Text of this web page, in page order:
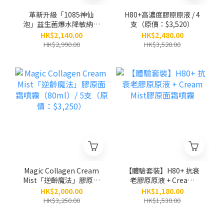
革新升級「1085神仙
泡」益生菌爆水降敏納米
泡沫微精華（150ml） /
5支（原價：$2,990）
HK$2,140.00
HK$2,990.00
H80+高濃度膠原原液 / 4
支（原價：$3,520）
HK$2,480.00
HK$3,520.00
Magic Collagen Cream
Mist「逆齡魔法」膠原面
霜噴霧（80ml）/ 5支
（原價：$3,250）
HK$2,000.00
HK$3,250.00
【體驗套裝】H80+ 抗衰
老膠原原液 + Cream
Mist膠原面霜噴霧
HK$1,180.00
HK$1,530.00